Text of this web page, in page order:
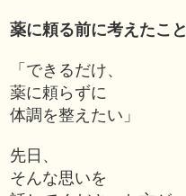
薬に頼る前に考えたこと
「できるだけ、
薬に頼らずに
体調を整えたい」
先日、
そんな思いを